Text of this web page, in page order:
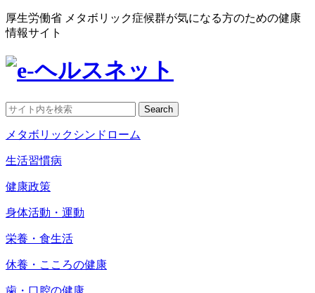
厚生労働省 メタボリック症候群が気になる方のための健康
情報サイト
Search
メタボリックシンドローム
生活習慣病
健康政策
身体活動・運動
栄養・食生活
休養・こころの健康
歯・口腔の健康